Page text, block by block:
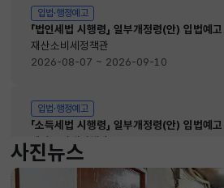
입법·행정예고
「법인세법 시행령」 일부개정령(안) 입법예고
재산소비세정책관
2026-08-07 ~ 2026-09-10
입법·행정예고
「소득세법 시행령」 일부개정령(안) 입법예고
재산소비세정책관
2026-08-07 ~ 2026-09-10
사진뉴스